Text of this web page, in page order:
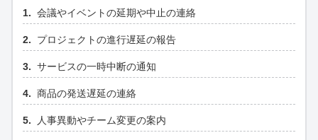
会議やイベントの延期や中止の連絡
プロジェクトの進行遅延の報告
サービスの一時中断の通知
商品の発送遅延の連絡
人事異動やチーム変更の案内